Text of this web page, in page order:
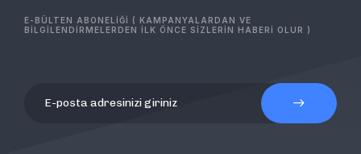
E-BÜLTEN ABONELİĞİ ( KAMPANYALARDAN VE
BİLGİLENDİRMELERDEN İLK ÖNCE SİZLERİN HABERİ OLUR )